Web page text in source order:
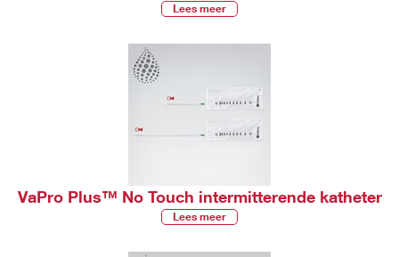
Lees meer
VaPro Plus™ No Touch intermitterende katheter
Lees meer